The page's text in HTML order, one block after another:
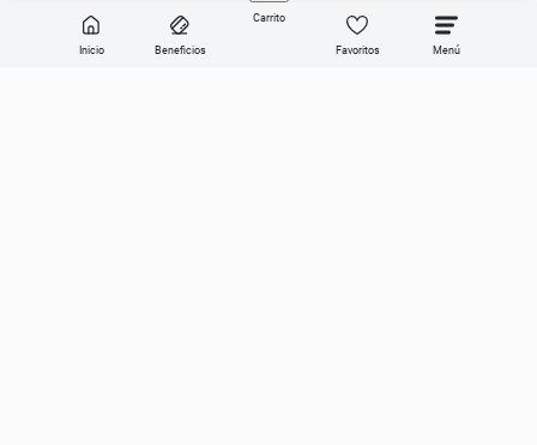
Inicio Beneficios
Carrito
Favoritos